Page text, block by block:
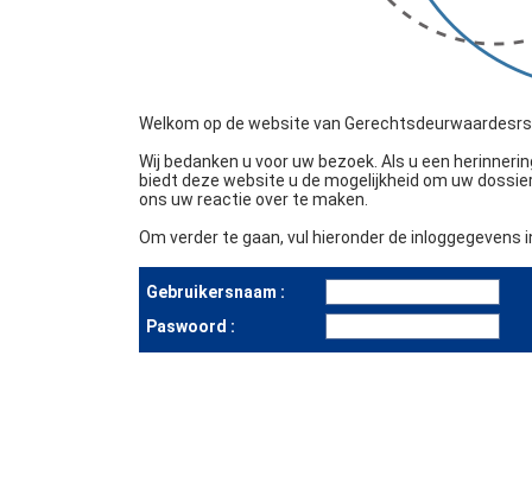
Welkom op de website van
Wij bedanken u voor uw bezoek. Als u een
biedt deze website u de mogelijkheid om uw
ons uw reactie over te maken.
Om verder te gaan, vul hieronder de
Gebruikersnaam :
Paswoord :